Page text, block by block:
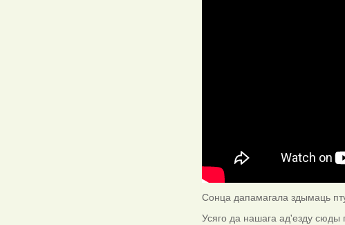
Сонца дапамагала здымаць
Усяго да нашага ад'езду